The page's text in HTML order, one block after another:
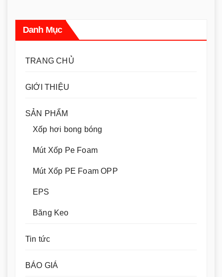
Danh Mục
TRANG CHỦ
GIỚI THIỆU
SẢN PHẨM
Xốp hơi bong bóng
Mút Xốp Pe Foam
Mút Xốp PE Foam OPP
EPS
Băng Keo
Tin tức
BÁO GIÁ